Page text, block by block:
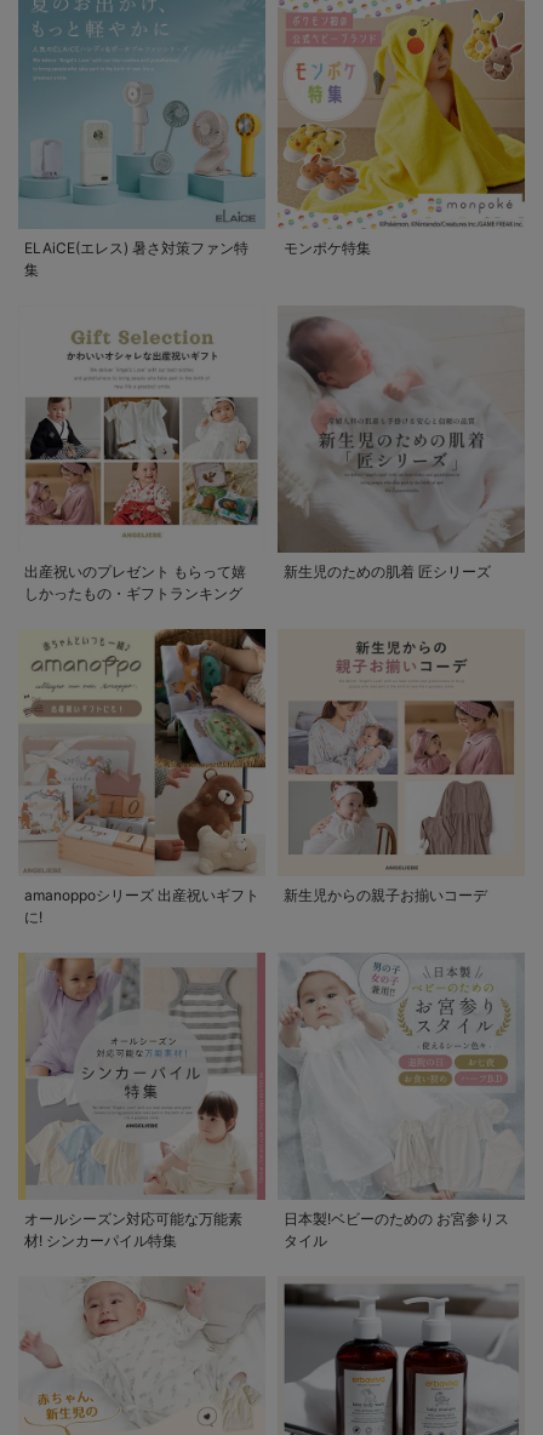
ELAiCE(エレス) 暑さ対策ファン特
集
モンポケ特集
出産祝いのプレゼント もらって嬉
しかったもの・ギフトランキング
新生児のための肌着 匠シリーズ
amanoppoシリーズ 出産祝いギフト
に!
新生児からの親子お揃いコーデ
オールシーズン対応可能な万能素
材! シンカーパイル特集
日本製!ベビーのための お宮参りス
タイル